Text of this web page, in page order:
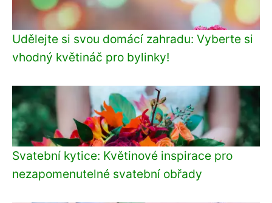
Udělejte si svou domácí zahradu: Vyberte si
vhodný květináč pro bylinky!
Svatební kytice: Květinové inspirace pro
nezapomenutelné svatební obřady